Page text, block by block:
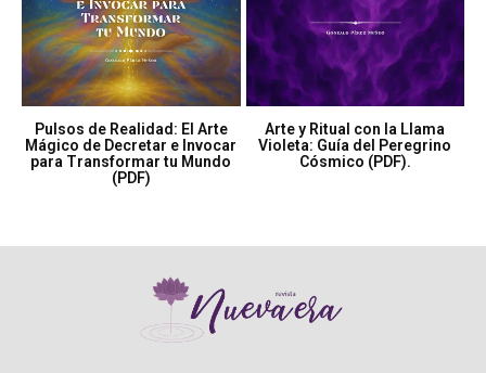
Pulsos de Realidad: El Arte
Mágico de Decretar e Invocar
para Transformar tu Mundo
(PDF)
Arte y Ritual con la Llama
Violeta: Guía del Peregrino
Cósmico (PDF).